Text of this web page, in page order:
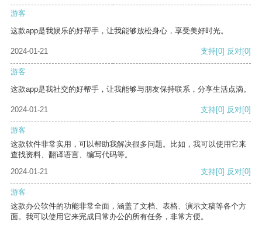
游客
这款app是我娱乐的好帮手，让我能够放松身心，享受美好时光。
2024-01-21 支持[0] 反对[0]
游客
这款app是我社交的好帮手，让我能够与朋友保持联系，分享生活点滴。
2024-01-21 支持[0] 反对[0]
游客
这款软件非常实用，可以帮助我解决很多问题。比如，我可以使用它来
查找资料、翻译语言、编写代码等。
2024-01-21
支持[0] 反对[0]
游客
这款办公软件的功能非常全面，涵盖了文档、表格、演示文稿等各个方
面。我可以使用它来完成日常办公的所有任务，非常方便。